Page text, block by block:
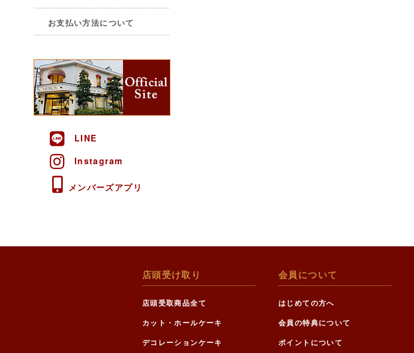
お支払い方法について
LINE
Instagram
メンバーズアプリ
店頭受け取り
店頭受取商品全て
カット・ホールケーキ
デコレーションケーキ
会員について
はじめての方へ
会員の特典について
ポイントについて